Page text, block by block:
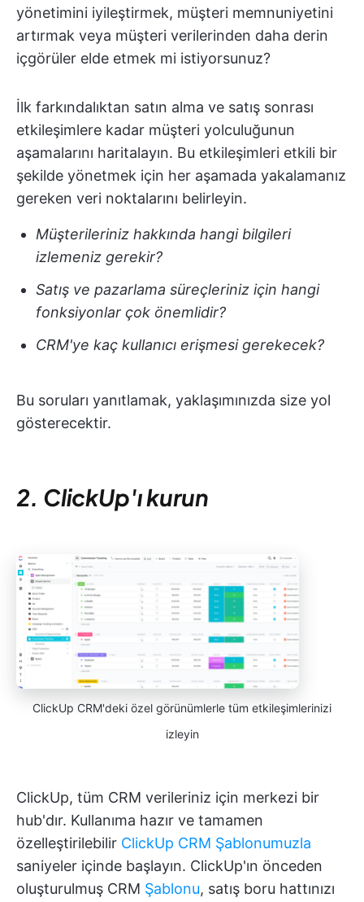
yönetimini iyileştirmek, müşteri memnuniyetini
artırmak veya müşteri verilerinden daha derin
içgörüler elde etmek mi istiyorsunuz?
İlk farkındalıktan satın alma ve satış sonrası
etkileşimlere kadar müşteri yolculuğunun
aşamalarını haritalayın. Bu etkileşimleri etkili bir
şekilde yönetmek için her aşamada yakalamanız
gereken veri noktalarını belirleyin.
Müşterileriniz hakkında hangi bilgileri
izlemeniz gerekir?
Satış ve pazarlama süreçleriniz için hangi
fonksiyonlar çok önemlidir?
CRM'ye kaç kullanıcı erişmesi gerekecek?
Bu soruları yanıtlamak, yaklaşımınızda size yol
gösterecektir.
2. ClickUp'ı kurun
ClickUp CRM'deki özel görünümlerle tüm etkileşimlerinizi
izleyin
ClickUp, tüm CRM verileriniz için merkezi bir
hub'dır. Kullanıma hazır ve tamamen
özelleştirilebilir ClickUp CRM Şablonumuzla
saniyeler içinde başlayın. ClickUp'ın önceden
oluşturulmuş CRM Şablonu, satış boru hattınızı